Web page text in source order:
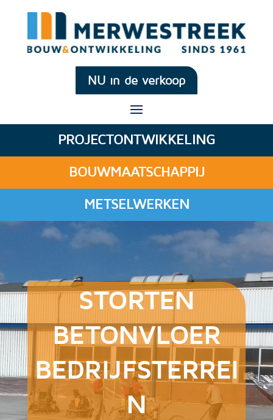
NU in de verkoop
PROJECTONTWIKKELING
BOUWMAATSCHAPPIJ
METSELWERKEN
STORTEN
BETONVLOER
BEDRIJFSTERREI
N